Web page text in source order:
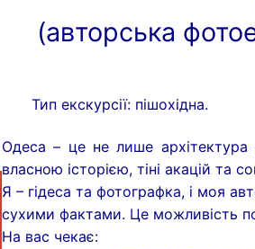
(авторська
Тип екскурсії: пішохідна.
Одеса – це не лише
власною історією, тіні акацій та
Я – гідеса та фотографка, і моя
сухими фактами. Це можливість
На вас чекає: